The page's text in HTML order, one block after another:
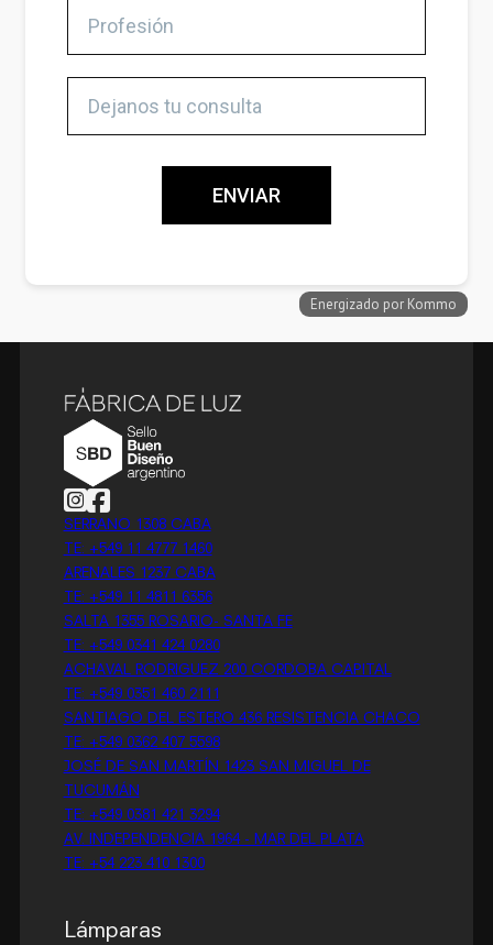
Follow us on Instagram
Follow us on Facebook
SERRANO 1308 CABA
TE: +549 11 4777 1460
ARENALES 1237 CABA
TE: +549 11 4811 6356
SALTA 1355 ROSARIO- SANTA FE
TE: +549 0341 424 0280
ACHAVAL RODRIGUEZ 200 CORDOBA CAPITAL
TE: +549 0351 460 2111
SANTIAGO DEL ESTERO 436 RESISTENCIA CHACO
TE: +549 0362 407 5598
JOSÉ DE SAN MARTÍN 1423 SAN MIGUEL DE
TUCUMÁN
TE: +549 0381 421 3294
AV. INDEPENDENCIA 1964 - MAR DEL PLATA
TE: +54 223 410 1300
Lámparas